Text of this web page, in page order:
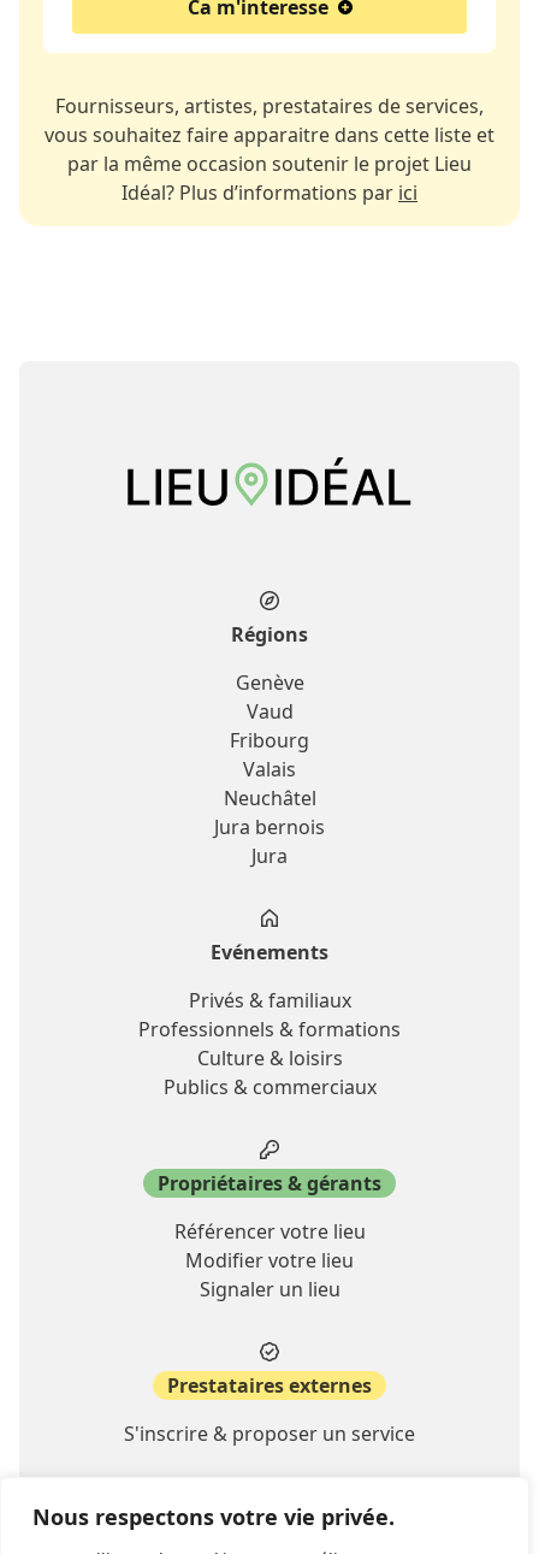
Nous respectons votre vie privée.
Ca m'interesse
Fournisseurs, artistes, prestataires de services,
vous souhaitez faire apparaitre dans cette liste et
par la même occasion soutenir le projet Lieu
Idéal? Plus d’informations par ici
Régions
Genève
Vaud
Fribourg
Valais
Neuchâtel
Jura bernois
Jura
Evénements
Privés & familiaux
Professionnels & formations
Culture & loisirs
Publics & commerciaux
Propriétaires & gérants
Référencer votre lieu
Modifier votre lieu
Signaler un lieu
Prestataires externes
S'inscrire & proposer un service
A propos